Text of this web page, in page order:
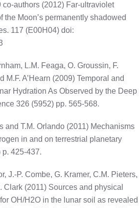
co-authors (2012) Far-ultraviolet
the Moon’s permanently shadowed
117 (E00H04) doi:
L.M. Feaga, O. Groussin, F.
M.F. A’Hearn (2009) Temporal and
Hydration As Observed by the Deep
326 (5952) pp. 565-568.
and T.M. Orlando (2011) Mechanisms
in and on terrestrial planetary
p. 425-437.
J.-P. Combe, G. Kramer, C.M. Pieters,
(2011) Sources and physical
OH/H2O in the lunar soil as revealed